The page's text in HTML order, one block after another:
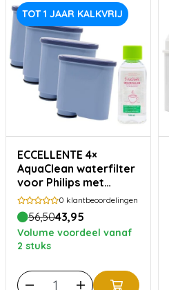
TOT 1 JAAR KALKVRIJ
ECCELLENTE 4×
AquaClean waterfilter
voor Philips met
ontkalker
0 klantbeoordelingen
56,5043,95
Volume voordeel vanaf
2 stuks